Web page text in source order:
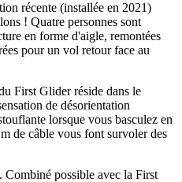
récente (installée en 2021)
! Quatre personnes sont
en forme d'aigle, remontées
pour un vol retour face au
First Glider réside dans le
de désorientation
lorsque vous basculez en
de câble vous font survoler des
Combiné possible avec la First